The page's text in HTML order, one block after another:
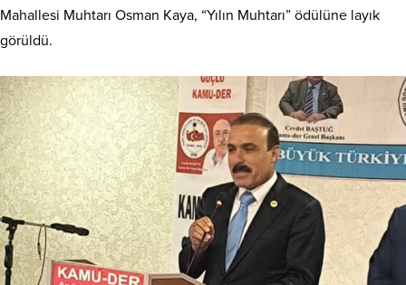
Mahallesi Muhtarı Osman Kaya, “Yılın Muhtarı” ödülüne layık
görüldü.